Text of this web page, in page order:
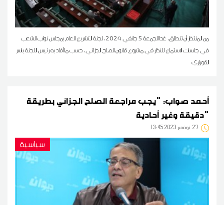
من المنتظر أن تنطلق، غدا الجمعة 5 جانفي 2024، لجنة التشريع العام بمجلس نواب الشعب
في جلسات الاستماع للنظر في مشروع قانون الصلح الجزائي، حسب ما أفاد به رئيس اللجنة ياسر
القوراري
أحمد صواب: "يجب مراجعة الصلح الجزائي بطريقة
دقيقة وغير أحادية"
27 13:45 2023 نوفمبر
سياسية